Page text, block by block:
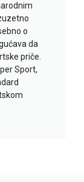
o
da
priče.
Sport,